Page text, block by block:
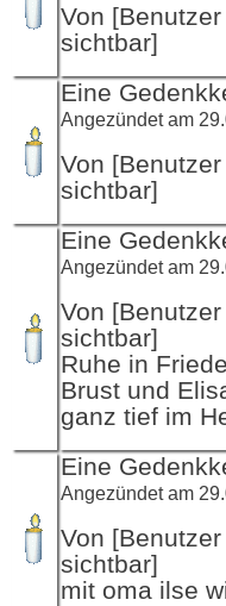
Von
sichtbar]
Eine
Angezündet am
Von
sichtbar]
Eine
Angezündet am
Von
sichtbar]
Ruhe in
Brust und
ganz tief im
Eine
Angezündet am
Von
sichtbar]
mit oma ilse